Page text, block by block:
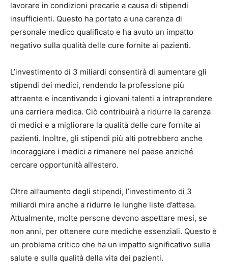
lavorare in condizioni precarie a causa di stipendi
insufficienti. Questo ha portato a una carenza di
personale medico qualificato e ha avuto un impatto
negativo sulla qualità delle cure fornite ai pazienti.
L’investimento di 3 miliardi consentirà di aumentare gli
stipendi dei medici, rendendo la professione più
attraente e incentivando i giovani talenti a intraprendere
una carriera medica. Ciò contribuirà a ridurre la carenza
di medici e a migliorare la qualità delle cure fornite ai
pazienti. Inoltre, gli stipendi più alti potrebbero anche
incoraggiare i medici a rimanere nel paese anziché
cercare opportunità all’estero.
Oltre all’aumento degli stipendi, l’investimento di 3
miliardi mira anche a ridurre le lunghe liste d’attesa.
Attualmente, molte persone devono aspettare mesi, se
non anni, per ottenere cure mediche essenziali. Questo è
un problema critico che ha un impatto significativo sulla
salute e sulla qualità della vita dei pazienti.